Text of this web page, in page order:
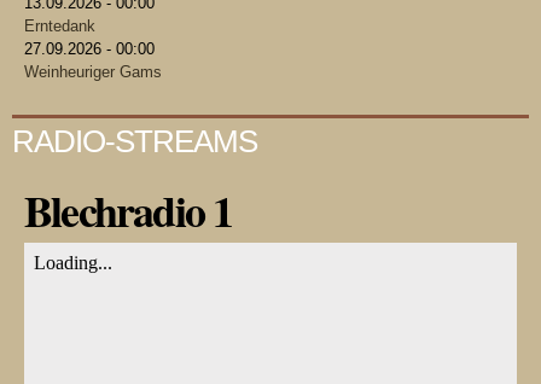
Erntedank
27.09.2026 - 00:00
Weinheuriger Gams
RADIO-STREAMS
Blechradio 1